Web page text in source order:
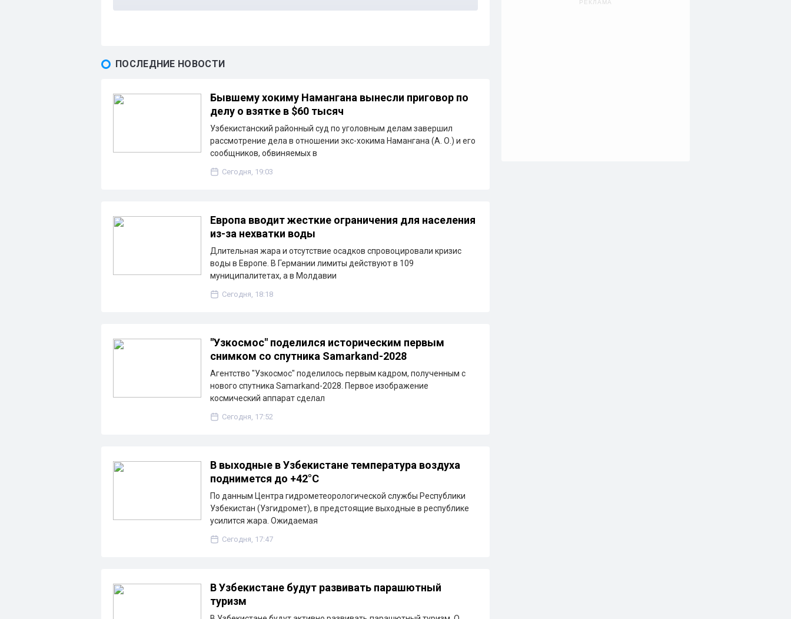
ПОСЛЕДНИЕ НОВОСТИ
Бывшему хокиму Намангана вынесли приговор по
делу о взятке в $60 тысяч
Узбекистанский районный суд по уголовным делам завершил
рассмотрение дела в отношении экс-хокима Намангана (А. О.) и его
сообщников, обвиняемых в
Сегодня, 19:03
Европа вводит жесткие ограничения для населения
из-за нехватки воды
Длительная жара и отсутствие осадков спровоцировали кризис
воды в Европе. В Германии лимиты действуют в 109
муниципалитетах, а в Молдавии
Сегодня, 18:18
"Узкосмос" поделился историческим первым
снимком со спутника Samarkand-2028
Агентство "Узкосмос" поделилось первым кадром, полученным с
нового спутника Samarkand-2028. Первое изображение
космический аппарат сделал
Сегодня, 17:52
В выходные в Узбекистане температура воздуха
поднимется до +42°C
По данным Центра гидрометеорологической службы Республики
Узбекистан (Узгидромет), в предстоящие выходные в республике
усилится жара. Ожидаемая
Сегодня, 17:47
В Узбекистане будут развивать парашютный
туризм